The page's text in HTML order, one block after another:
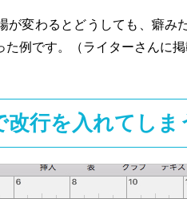
が変わるとどうしても、癖み
例です。（ライターさんに掲
改行を入れてしま